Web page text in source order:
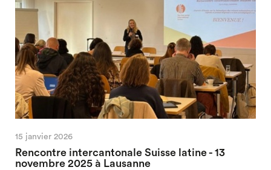
15 janvier 2026
Rencontre intercantonale Suisse latine - 13
novembre 2025 à Lausanne